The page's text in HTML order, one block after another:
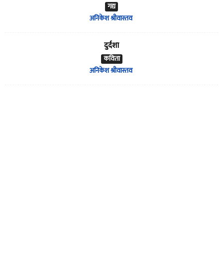
गद्य
अनिकेश श्रीवास्तव
दुर्दशा
कविता
अनिकेश श्रीवास्तव